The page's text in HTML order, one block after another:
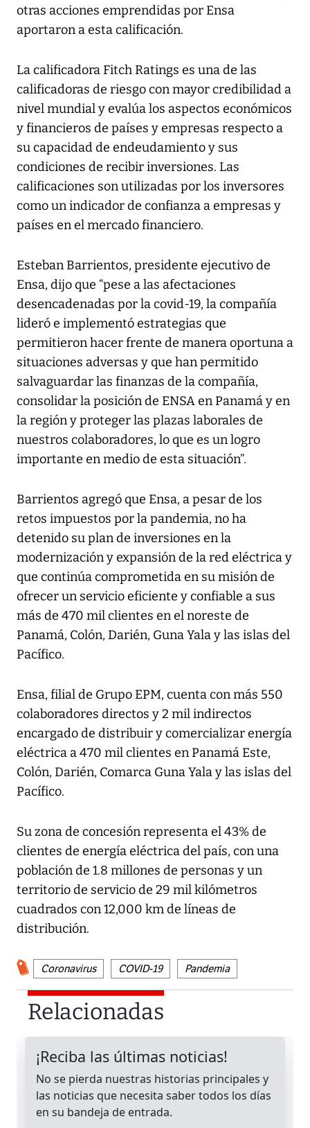
otras acciones emprendidas por Ensa
aportaron a esta calificación.
La calificadora Fitch Ratings es una de las
calificadoras de riesgo con mayor credibilidad a
nivel mundial y evalúa los aspectos económicos
y financieros de países y empresas respecto a
su capacidad de endeudamiento y sus
condiciones de recibir inversiones. Las
calificaciones son utilizadas por los inversores
como un indicador de confianza a empresas y
países en el mercado financiero.
Esteban Barrientos, presidente ejecutivo de
Ensa, dijo que “pese a las afectaciones
desencadenadas por la covid-19, la compañía
lideró e implementó estrategias que
permitieron hacer frente de manera oportuna a
situaciones adversas y que han permitido
salvaguardar las finanzas de la compañía,
consolidar la posición de ENSA en Panamá y en
la región y proteger las plazas laborales de
nuestros colaboradores, lo que es un logro
importante en medio de esta situación”.
Barrientos agregó que Ensa, a pesar de los
retos impuestos por la pandemia, no ha
detenido su plan de inversiones en la
modernización y expansión de la red eléctrica y
que continúa comprometida en su misión de
ofrecer un servicio eficiente y confiable a sus
más de 470 mil clientes en el noreste de
Panamá, Colón, Darién, Guna Yala y las islas del
Pacífico.
Ensa, filial de Grupo EPM, cuenta con más 550
colaboradores directos y 2 mil indirectos
encargado de distribuir y comercializar energía
eléctrica a 470 mil clientes en Panamá Este,
Colón, Darién, Comarca Guna Yala y las islas del
Pacífico.
Su zona de concesión representa el 43% de
clientes de energía eléctrica del país, con una
población de 1.8 millones de personas y un
territorio de servicio de 29 mil kilómetros
cuadrados con 12,000 km de líneas de
distribución.
Coronavirus COVID-19 Pandemia
Relacionadas